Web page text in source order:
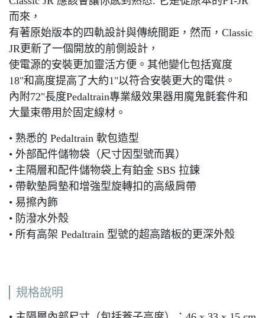
而來，
有著原始版本的四軌設計與傳統間距，然而，Classic
JR更新了一個開放的前側設計，
使電源的安裝更加靈活方便。其他變化包括寬度
18"和高度提高了大約1"以符合安裝更大的電供。
內附72"長度Pedaltrain專業級效果器用魔鬼氈套件和
大量束帶用於固定線材。
• 熟悉的 Pedaltrain 軟包造型
• 外部配件儲物袋（尺寸因型號而異）
• 主隔層和配件儲物袋上有鉑金 SBS 拉鍊
• 帶軟墊肩墊和增強型旋轉扣的高級肩帶
• 易擦內飾
• 防潑水外殼
• 所有高架 Pedaltrain 型號的超高踏板的更深外殼
規格說明